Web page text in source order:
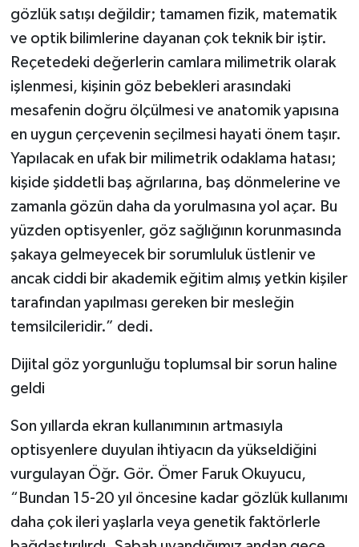
gözlük satışı değildir; tamamen fizik, matematik
ve optik bilimlerine dayanan çok teknik bir iştir.
Reçetedeki değerlerin camlara milimetrik olarak
işlenmesi, kişinin göz bebekleri arasındaki
mesafenin doğru ölçülmesi ve anatomik yapısına
en uygun çerçevenin seçilmesi hayati önem taşır.
Yapılacak en ufak bir milimetrik odaklama hatası;
kişide şiddetli baş ağrılarına, baş dönmelerine ve
zamanla gözün daha da yorulmasına yol açar. Bu
yüzden optisyenler, göz sağlığının korunmasında
şakaya gelmeyecek bir sorumluluk üstlenir ve
ancak ciddi bir akademik eğitim almış yetkin kişiler
tarafından yapılması gereken bir mesleğin
temsilcileridir.” dedi.
Dijital göz yorgunluğu toplumsal bir sorun haline
geldi
Son yıllarda ekran kullanımının artmasıyla
optisyenlere duyulan ihtiyacın da yükseldiğini
vurgulayan Öğr. Gör. Ömer Faruk Okuyucu,
“Bundan 15-20 yıl öncesine kadar gözlük kullanımı
daha çok ileri yaşlarla veya genetik faktörlerle